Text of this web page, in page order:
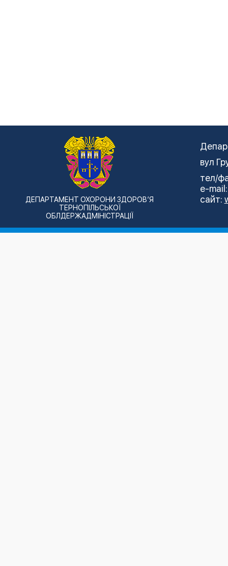
ДЕПАРТАМЕНТ ОХОРОНИ ЗДОРОВ’Я
ТЕРНОПІЛЬСЬКОЇ
ОБЛДЕРЖАДМІНІСТРАЦІЇ
вул
тел/
e-
сайт: